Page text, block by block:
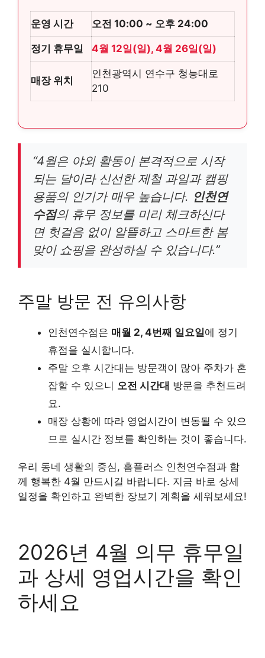
운영 시간 오전 10:00 ~ 오후 24:00
정기 휴무일 4월 12일(일), 4월 26일(일)
매장 위치
인천광역시 연수구 청능대로
210
“4월은 야외 활동이 본격적으로 시작
되는 달이라 신선한 제철 과일과 캠핑
용품의 인기가 매우 높습니다. 인천연
수점의 휴무 정보를 미리 체크하신다
면 헛걸음 없이 알뜰하고 스마트한 봄
맞이 쇼핑을 완성하실 수 있습니다.”
주말 방문 전 유의사항
인천연수점은 매월 2, 4번째 일요일에 정기
휴점을 실시합니다.
주말 오후 시간대는 방문객이 많아 주차가 혼
잡할 수 있으니 오전 시간대 방문을 추천드려
요.
매장 상황에 따라 영업시간이 변동될 수 있으
므로 실시간 정보를 확인하는 것이 좋습니다.
우리 동네 생활의 중심, 홈플러스 인천연수점과 함
께 행복한 4월 만드시길 바랍니다. 지금 바로 상세
일정을 확인하고 완벽한 장보기 계획을 세워보세요!
2026년 4월 의무 휴무일
과 상세 영업시간을 확인
하세요